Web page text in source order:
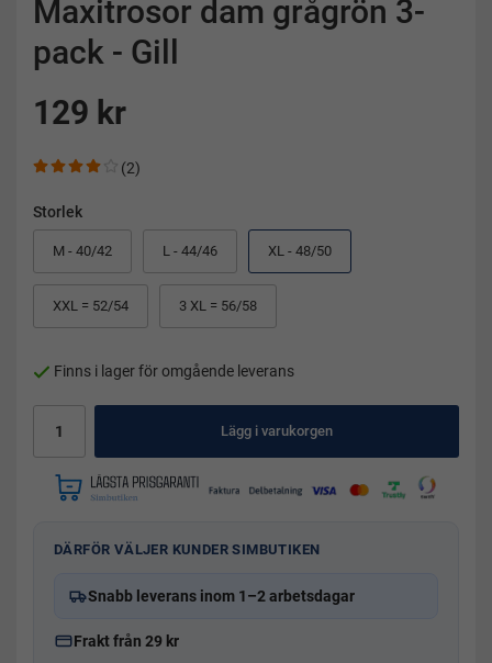
Maxitrosor dam grågrön 3-
pack - Gill
129 kr
(2)
Storlek
M - 40/42 L - 44/46 XL - 48/50
XXL = 52/54 3 XL = 56/58
Finns i lager för omgående leverans
Lägg i varukorgen
DÄRFÖR VÄLJER KUNDER SIMBUTIKEN
Snabb leverans inom 1–2 arbetsdagar
Frakt från 29 kr